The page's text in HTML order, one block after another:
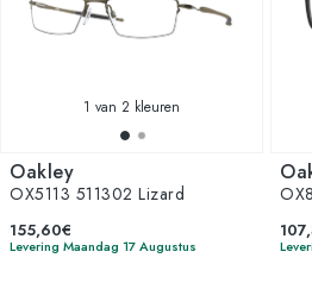
1 van 2 kleuren
Oakley
OX5113 511302 Lizard
155,60€
Levering Maandag 17 Augustus